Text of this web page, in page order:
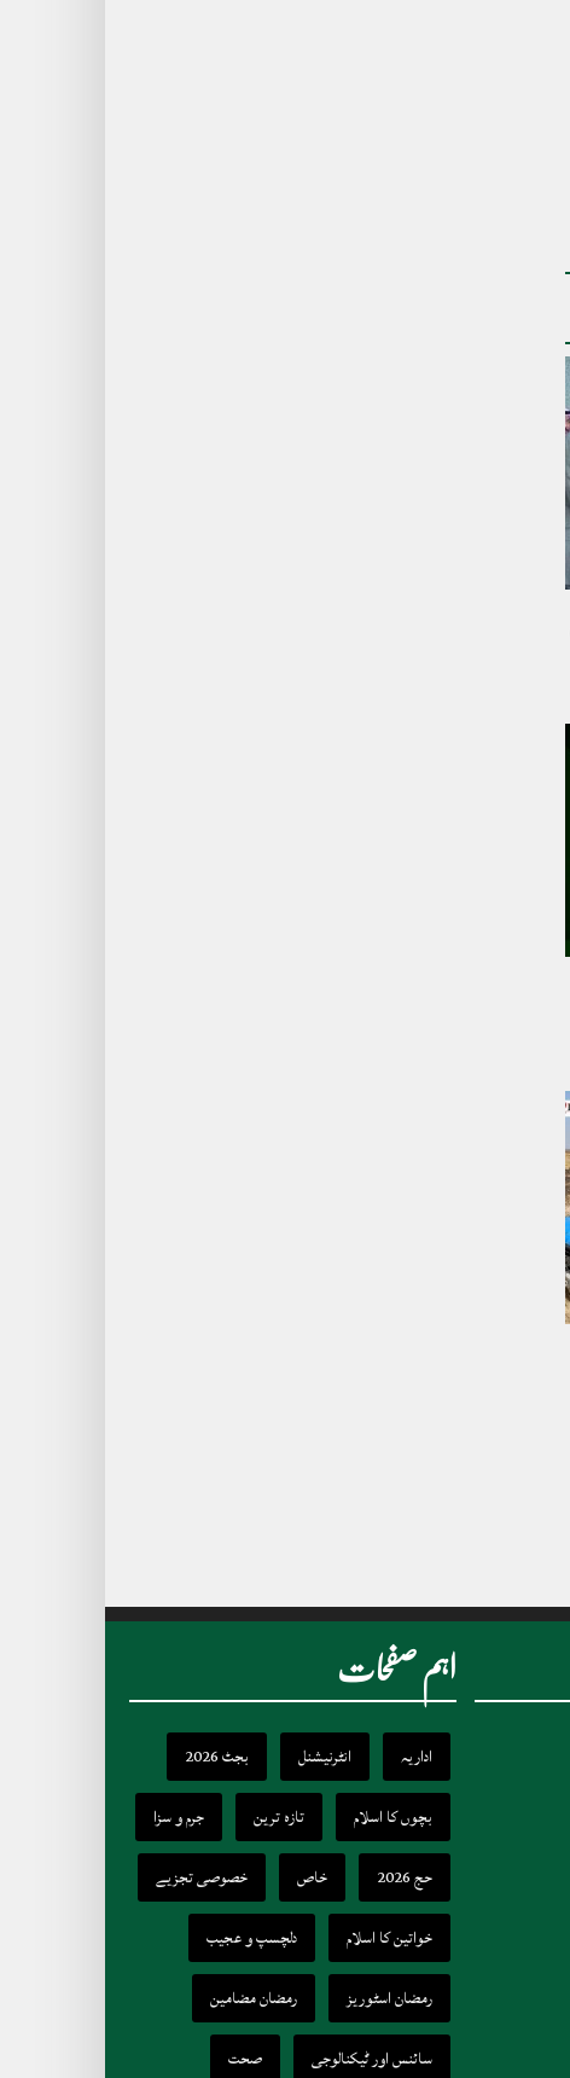
اہم صفحات
اداریہ انٹرنیشنل
بجٹ 2026
بچوں کا اسلام
تازہ ترین
جرم و سزا
حج 2026
خاص
خصوصی تجزیے
خواتین کا اسلام
دلچسپ و عجیب
رمضان اسٹوریز
رمضان مضامین
سائنس اور ٹیکنالوجی
صحت